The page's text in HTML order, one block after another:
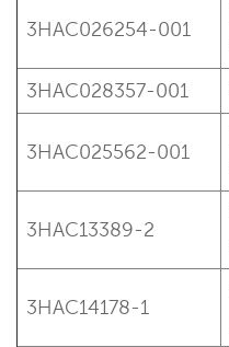
3HAC026254-001
3HAC028357-001
3HAC025562-001
3HAC13389-2
3HAC14178-1